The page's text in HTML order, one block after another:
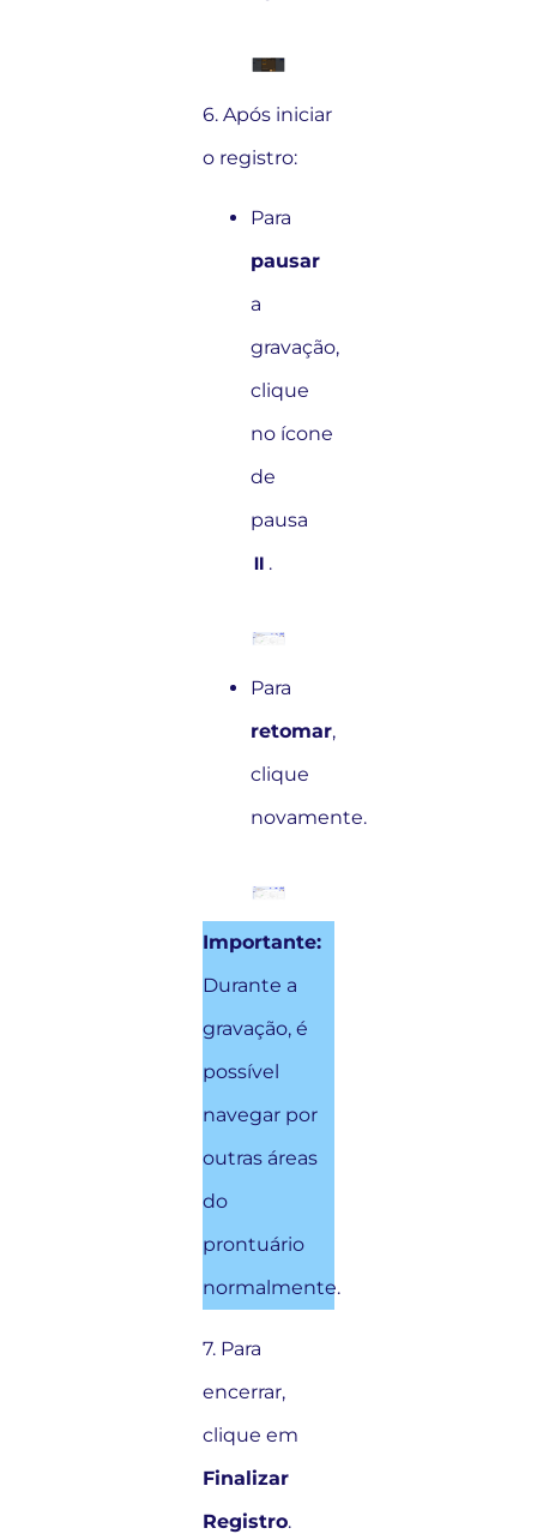
6. Após iniciar
o registro:
Para
pausar
a
gravação,
clique
no ícone
de
pausa
⏸️.
Para
retomar,
clique
novamente.
Importante:
Durante a
gravação, é
possível
navegar por
outras áreas
do
prontuário
normalmente.
7. Para
encerrar,
clique em
Finalizar
Registro.